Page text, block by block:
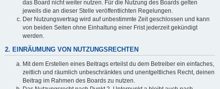
das Board nicht weiter nutzen. Für die Nutzung des Boards gelten
jeweils die an dieser Stelle veröffentlichten Regelungen.
Der Nutzungsvertrag wird auf unbestimmte Zeit geschlossen und kann
von beiden Seiten ohne Einhaltung einer Frist jederzeit gekündigt
werden.
2. EINRÄUMUNG VON NUTZUNGSRECHTEN
Mit dem Erstellen eines Beitrags erteilst du dem Betreiber ein einfaches,
zeitlich und räumlich unbeschränktes und unentgeltliches Recht, deinen
Beitrag im Rahmen des Boards zu nutzen.